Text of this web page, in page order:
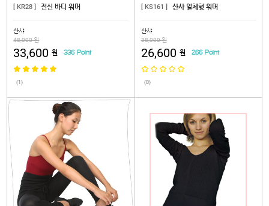
[ KR28 ] 전신 바디 워머
산샤
48,000 원
33,600 원 336 Point
(1)
[ KS161 ] 산샤 일체형 워머
산샤
38,000 원
26,600 원 266 Point
(0)